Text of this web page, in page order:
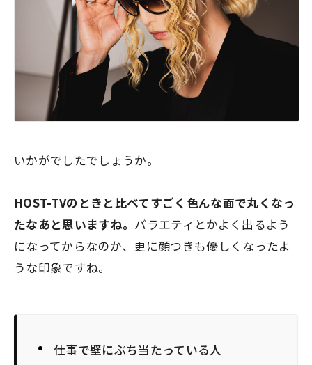
いかがでしたでしょうか。
HOST-TVのときと比べてすごく色んな面で丸くなっ
たなあと思いますね。 バラエティとかよく出るよう
になってからなのか、更に顔つきも優しくなったよ
うな印象ですね。
仕事で壁にぶち当たっている人